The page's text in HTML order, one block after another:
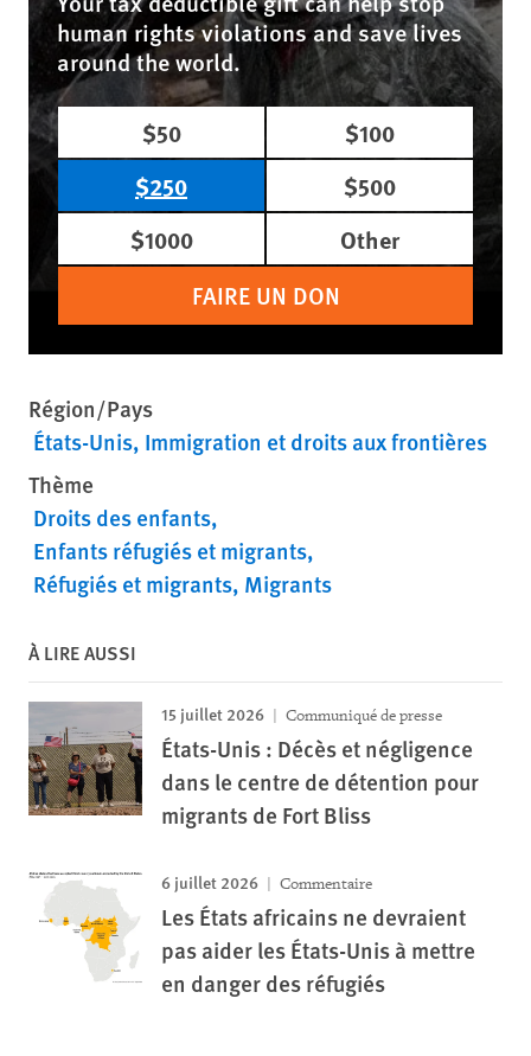
human rights violations and save lives
around the world.
$50
$100
$250
$500
$1000
Other
FAIRE UN DON
Région/Pays
États-Unis Immigration et droits aux frontières
Thème
Droits des enfants
Enfants réfugiés et migrants
Réfugiés et migrants Migrants
À LIRE AUSSI
15 juillet 2026 Communiqué de presse
États-Unis : Décès et négligence
dans le centre de détention pour
migrants de Fort Bliss
6 juillet 2026 Commentaire
Les États africains ne devraient
pas aider les États-Unis à mettre
en danger des réfugiés